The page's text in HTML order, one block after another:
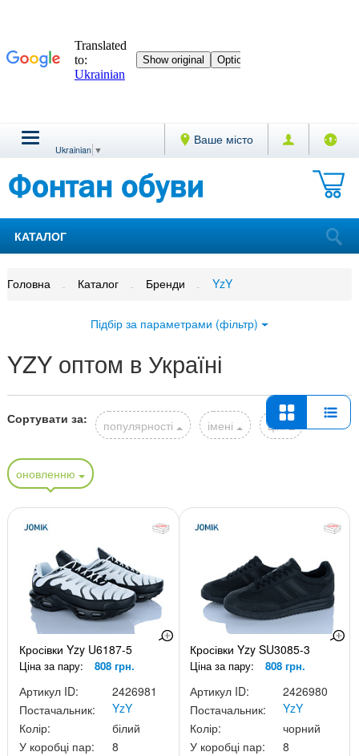
Ваше місто
Ukrainian ▼
КАТАЛОГ
Головна Каталог Бренди YzY
Підбір за параметрами (фільтр)
YZY оптом в Україні
Сортувати за: популярності імені ціні
оновленню
Кросівки Yzy U6187-5
Ціна за пару: 808 грн.
Артикул ID:
2426981
Постачальник:
YzY
Колір:
білий
У коробці пар:
8
Кросівки Yzy SU3085-3
Ціна за пару: 808 грн.
Артикул ID:
2426980
Постачальник:
YzY
Колір:
чорний
У коробці пар:
8